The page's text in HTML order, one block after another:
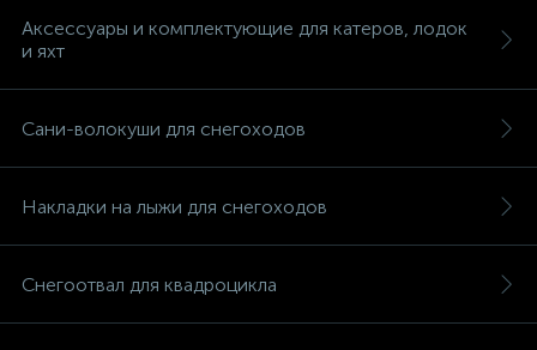
Аксессуары и комплектующие для катеров, лодок
и яхт
Сани-волокуши для снегоходов
Накладки на лыжи для снегоходов
Снегоотвал для квадроцикла